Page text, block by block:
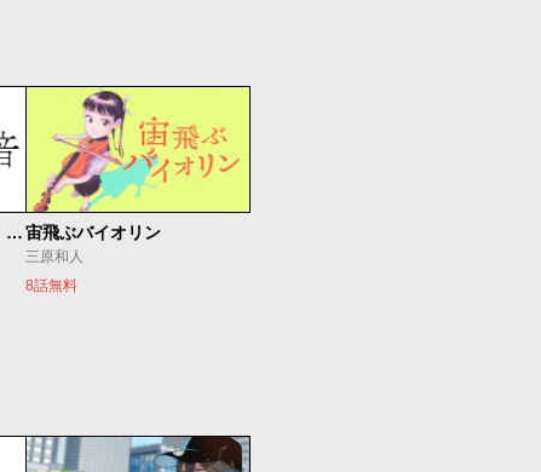
もうひとつのピアノの森 整う音宙飛ぶバイオリン
三原和人
8話無料